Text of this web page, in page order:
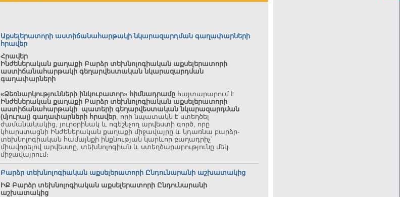
Աքսելերատորի աստիճանահարթակի նկարազարդման գաղափարների
հրավեր
Հրավեր
Ինժեներական քաղաքի Բարձր տեխնոլոգիական աքսելերատորի
աստիճանահարթակի գեղարվեստական նկարազարդման
գաղափարների
«Ձեռնարկությունների ինկուբատոր» հիմնադրամը հայտարարում է
Ինժեներական քաղաքի Բարձր տեխնոլոգիական աքսելերատորի
աստիճանահարթակի պատերի գեղարվեստական նկարազարդման
(մյուրալ) գաղափարների հրավեր, որի նպատակն է ստեղծել
ժամանակակից, յուրօրինակ և ոգեշնչող արվեստի գործ, որը
կհարստացնի Ինժեներական քաղաքի միջավայրը և կդառնա բարձր-
տեխնոլոգիական համայնքի ինքնության կարևոր բաղադրիչ՝
միավորելով արվեստը, տեխնոլոգիան և ստեղծարարությունը մեկ
միջավայրում։
Բարձր տեխնոլոգիական աքսելերատորի Ընդունարանի աշխատակից
ԻՔ Բարձր տեխնոլոգիական աքսելերատորի Ընդունարանի
աշխատակից